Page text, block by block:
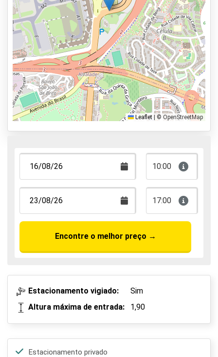
Reserve antecipadamente
100m do aeroporto
Modalidades de estacionamento
Transbordo
Valet
Park & Walk
Caminhar, Dormir & Voar
Leaflet © OpenStreetMap
10:00
17:00
Encontre o melhor preço →
Estacionamento vigiado:
Sim
Altura máxima de entrada:
1,90
Estacionamento privado